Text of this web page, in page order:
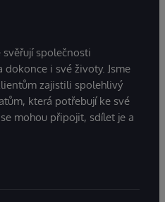
společnosti
dokonce i své životy. Jsme
zajistili spolehlivý
která potřebují ke své
mohou připojit, sdílet je a